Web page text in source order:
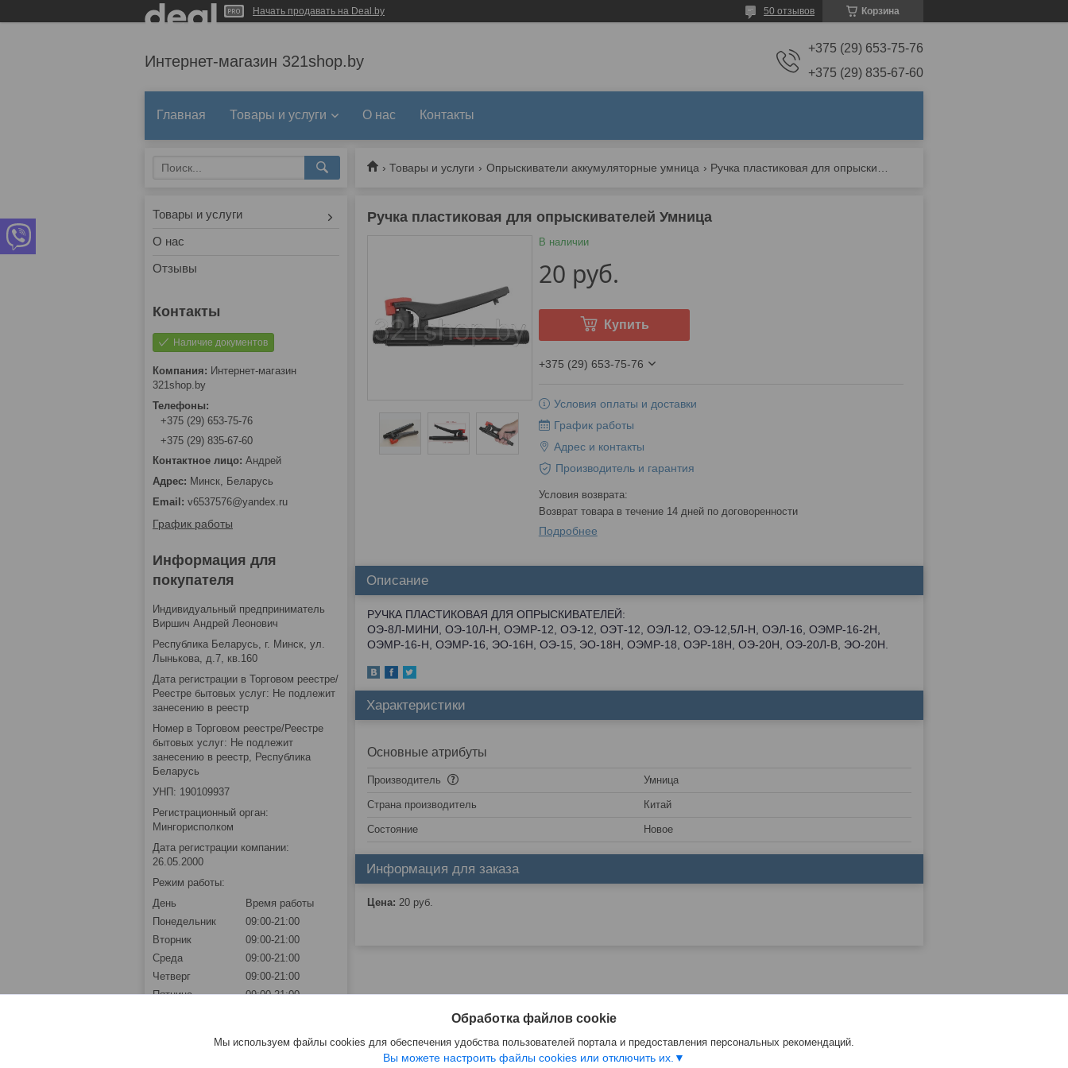
Начать продавать на Deal.by Корзина
50 отзывов
Интернет-магазин 321shop.by
+375 (29) 653-75-76
+375 (29) 835-67-60
Главная Товары и услуги О нас Контакты
Товары и услуги Опрыскиватели аккумуляторные умница
Ручка пластиковая для опрыскивателей Умница
В наличии
20 руб.
Купить
+375 (29) 653-75-76
Условия оплаты и доставки
График работы
Адрес и контакты
Производитель и гарантия
возврат товара в течение 14 дней по договоренности
Подробнее
Описание
РУЧКА ПЛАСТИКОВАЯ ДЛЯ ОПРЫСКИВАТЕЛЕЙ:
ОЭ-8Л-МИНИ, ОЭ-10Л-Н, ОЭМР-12, ОЭ-12, ОЭТ-12, ОЭЛ-12, ОЭ-12,5Л-Н, ОЭЛ-16, ОЭМР-16-2Н,
ОЭМР-16-Н, ОЭМР-16, ЭО-16Н, ОЭ-15, ЭО-18Н, ОЭМР-18, ОЭР-18Н, ОЭ-20Н, ОЭ-20Л-В, ЭО-20Н.
Характеристики
Основные атрибуты
Производитель Умница
Страна производитель Китай
Состояние Новое
Информация для заказа
Цена: 20 руб.
Товары и услуги
О нас
Отзывы
Наличие документов
Интернет-магазин
321shop.by
+375 (29) 653-75-76
+375 (29) 835-67-60
Андрей
Минск, Беларусь
v6537576@yandex.ru
График работы
Информация для
покупателя
Индивидуальный предприниматель
Виршич Андрей Леонович
Республика Беларусь, г. Минск, ул.
Лынькова, д.7, кв.160
Дата регистрации в Торговом реестре/
Реестре бытовых услуг: Не подлежит
занесению в реестр
Номер в Торговом реестре/Реестре
бытовых услуг: Не подлежит
занесению в реестр, Республика
Беларусь
УНП: 190109937
Регистрационный орган:
Мингорисполком
Дата регистрации компании:
26.05.2000
Режим работы:
День
Время работы
Понедельник
09:00-21:00
Вторник
09:00-21:00
Среда
09:00-21:00
Четверг
09:00-21:00
Пятница
09:00-21:00
Обработка файлов cookie
Мы используем файлы cookies для обеспечения удобства пользователей портала и предоставления персональных рекомендаций.
Вы можете настроить файлы cookies или отключить их.